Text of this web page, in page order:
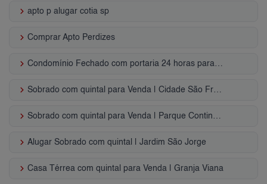
keyboard_arrow_right apto p alugar cotia sp
keyboard_arrow_right Comprar Apto Perdizes
keyboard_arrow_right Condomínio Fechado com portaria 24 horas para Venda | Granja Viana
keyboard_arrow_right Sobrado com quintal para Venda | Cidade São Francisco
keyboard_arrow_right Sobrado com quintal para Venda | Parque Continental
keyboard_arrow_right Alugar Sobrado com quintal | Jardim São Jorge
keyboard_arrow_right Casa Térrea com quintal para Venda | Granja Viana